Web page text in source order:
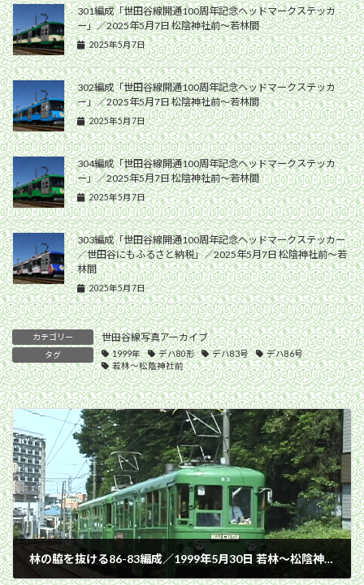
301編成「世田谷線開通100周年記念ヘッドマークステッカ
ー」／2025年5月7日 松陰神社前〜若林間
2025年5月7日
302編成「世田谷線開通100周年記念ヘッドマークステッカ
ー」／2025年5月7日 松陰神社前〜若林間
2025年5月7日
304編成「世田谷線開通100周年記念ヘッドマークステッカ
ー」／2025年5月7日 松陰神社前〜若林間
2025年5月7日
303編成「世田谷線開通100周年記念ヘッドマークステッカー
／世田谷にもふるさと納税」／2025年5月7日 松陰神社前〜若
林間
2025年5月7日
カテゴリー 世田谷線写真アーカイブ
タグ 1999年 デハ80形 デハ83号
デハ86号
若林〜松陰神社前
林の脇を抜ける86-83編成／1999年5月30日 若林〜松陰神社前間